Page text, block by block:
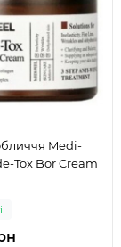
Medi-
Tox Bor Cream